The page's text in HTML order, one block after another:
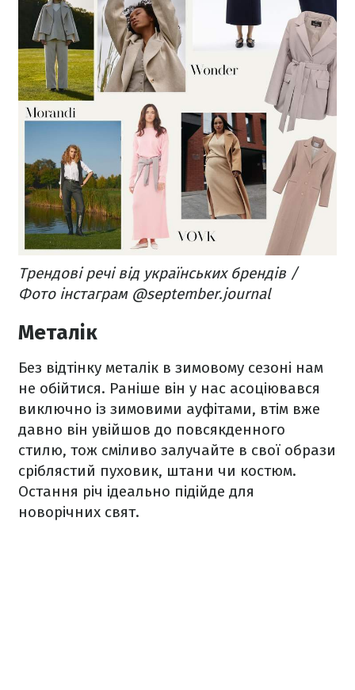
Трендові речі від українських брендів /
Фото інстаграм @september.journal
Металік
Без відтінку металік в зимовому сезоні нам
не обійтися. Раніше він у нас асоціювався
виключно із зимовими ауфітами, втім вже
давно він увійшов до повсякденного
стилю, тож сміливо залучайте в свої образи
сріблястий пуховик, штани чи костюм.
Остання річ ідеально підійде для
новорічних свят.